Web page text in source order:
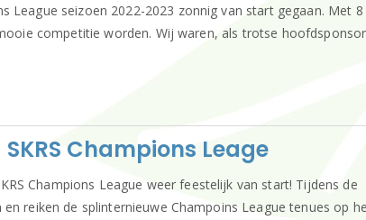
League seizoen 2022-2023 zonnig van start gegaan. Met 8
competitie worden. Wij waren, als trotse
Champions Leage
Champions League weer feestelijk van start! Tijdens de
reiken de splinternieuwe Champoins League tenues op